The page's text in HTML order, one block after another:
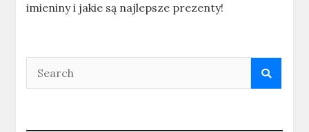
imieniny i jakie są najlepsze prezenty!